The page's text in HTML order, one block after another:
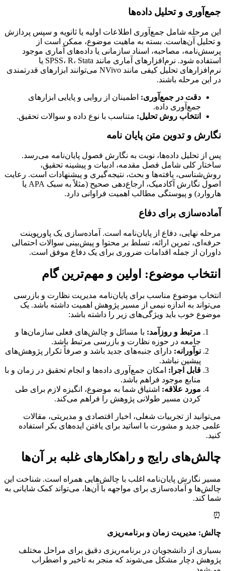
جمع‌آوری و تحلیل داده‌ها
این مرحله شامل جمع‌آوری اطلاعات اولیه یا ثانویه و سپس پردازش
و تحلیل آن‌هاست. بسته به ماهیت موضوع، ممکن است از
پرسش‌نامه، مصاحبه، اسناد سازمانی یا داده‌های آماری موجود
استفاده شود. نرم‌افزارهای آماری مانند SPSS، R، Stata یا
نرم‌افزارهای تحلیل کیفی مانند NVivo می‌توانند ابزارهای قدرتمندی
در این مرحله باشند.
دقت در جمع‌آوری: اطمینان از روایی و پایایی ابزارهای
جمع‌آوری داده.
انتخاب روش تحلیل: متناسب با نوع داده و سوالات تحقیق.
نگارش و تدوین متن پایان نامه
پس از تحلیل داده‌ها، نوبت به نگارش فصول پایان‌نامه می‌رسد.
ساختار کلی شامل فصل مقدمه، ادبیات و پیشینه تحقیق،
روش‌شناسی، یافته‌ها و بحث، نتیجه‌گیری و پیشنهادات است. رعایت
اصول نگارش آکادمیک، ارجاع‌دهی صحیح (مثلاً به سبک APA یا
هاروارد) و پیوستگی مطالب اهمیت فراوانی دارد.
آماده‌سازی برای دفاع
مرحله نهایی، دفاع از پایان‌نامه است. آماده‌سازی یک پاورپوینت
حرفه‌ای، تمرین ارائه، تسلط بر محتوا و پیش‌بینی سوالات احتمالی
داوران از جمله اقدامات ضروری برای یک دفاع موفق است.
انتخاب موضوع: اولین و مهم‌ترین گام
انتخاب موضوع مناسب برای پایان‌نامه مدیریت نظارت و بازرسی
می‌تواند به اندازه نیمی از مسیر پژوهش اهمیت داشته باشد. یک
موضوع خوب باید ویژگی‌های زیر را داشته باشد:
مرتبط و روزآمد: با مسائل و چالش‌های فعلی سازمان‌ها و
جامعه در حوزه نظارت و بازرسی مرتبط باشد.
نوآورانه: دارای جنبه‌های جدید باشد و صرفاً تکرار پژوهش‌های
پیشین نباشد.
قابل اجرا: امکان جمع‌آوری داده‌ها و انجام تحقیق در زمان و با
منابع موجود فراهم باشد.
مورد علاقه: اشتیاق شما به موضوع، انگیزه لازم برای طی
کردن مسیر طولانی پژوهش را فراهم می‌کند.
می‌توانید از تجربیات شغلی، اخبار اقتصادی و مدیریتی، مقالات
علمی جدید و مشورت با اساتید برای یافتن ایده‌های بکر استفاده
کنید.
چالش‌های رایج و راهکارهای غلبه بر آن‌ها
مسیر نگارش پایان‌نامه اغلب با چالش‌هایی همراه است. شناخت این
چالش‌ها و آماده‌سازی برای مواجهه با آن‌ها، می‌تواند کمک شایانی به
شما کند.
⏰
چالش: مدیریت زمان و برنامه‌ریزی
بسیاری از دانشجویان در برنامه‌ریزی دقیق برای مراحل مختلف
پژوهش دچار مشکل می‌شوند که منجر به تاخیر و اضطراب